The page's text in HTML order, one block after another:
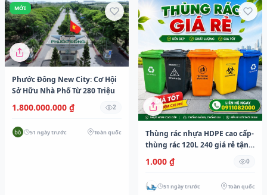
MỚI
Phước Đông New City: Cơ Hội
Sở Hữu Nhà Phố Từ 280 Triệu
1.800.000.000 ₫ 2
51 ngày trước Toàn quốc
Thùng rác nhựa HDPE cao cấp-
thùng rác 120L 240 giá rẻ tận
kho-Sỉ toàn quốc- lh
0911082000
1.000 ₫ 0
51 ngày trước Toàn quốc